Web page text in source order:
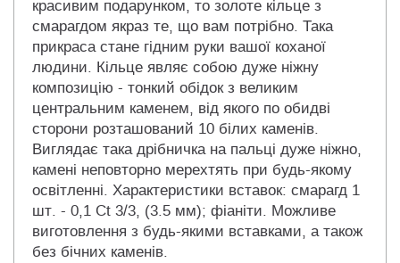
красивим подарунком, то золоте кільце з
смарагдом якраз те, що вам потрібно. Така
прикраса стане гідним руки вашої коханої
людини. Кільце являє собою дуже ніжну
композицію - тонкий обідок з великим
центральним каменем, від якого по обидві
сторони розташований 10 білих каменів.
Виглядає така дрібничка на пальці дуже ніжно,
камені неповторно мерехтять при будь-якому
освітленні. Характеристики вставок: смарагд 1
шт. - 0,1 Ct 3/3, (3.5 мм); фіаніти. Можливе
виготовлення з будь-якими вставками, а також
без бічних каменів.